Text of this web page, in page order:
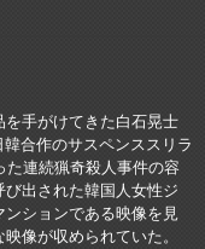
を手がけてきた白石晃士
合作のサスペンススリラ
た連続猟奇殺人事件の容
出された韓国人女性ジ
ションである映像を見
像が収められていた。